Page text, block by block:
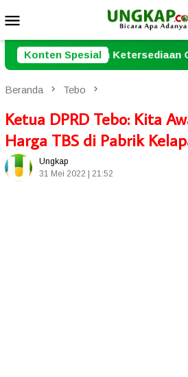
ke
kontenMobile
Konten Spesial
Obat Aman
Beranda Tebo
Ketua DPRD Tebo: Kita
Harga TBS di Pabrik
Ungkap
31 Mei 2022 | 21:52